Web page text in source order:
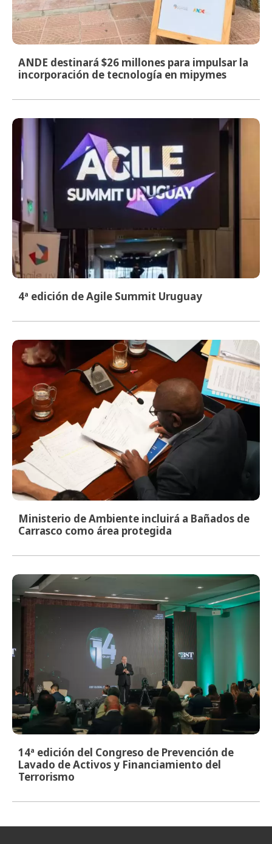
ANDE destinará $26 millones para impulsar la
incorporación de tecnología en mipymes
4ª edición de Agile Summit Uruguay
Ministerio de Ambiente incluirá a Bañados de
Carrasco como área protegida
14ª edición del Congreso de Prevención de
Lavado de Activos y Financiamiento del
Terrorismo